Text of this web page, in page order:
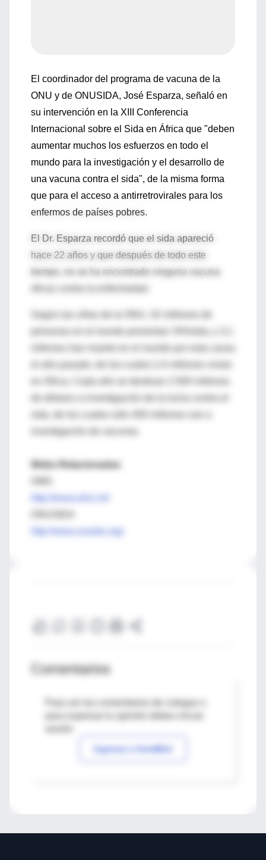
El coordinador del programa de vacuna de la
ONU y de ONUSIDA, José Esparza, señaló en
su intervención en la XIII Conferencia
Internacional sobre el Sida en África que "deben
aumentar muchos los esfuerzos en todo el
mundo para la investigación y el desarrollo de
una vacuna contra el sida", de la misma forma
que para el acceso a antirretrovirales para los
enfermos de países pobres.
El Dr. Esparza recordó que el sida apareció
hace 22 años y que después de todo este
tiempo, no se ha encontrado ninguna vacuna
Según las cifras de la ONU, 42 millones de
de dólares a investigación de la lucha contra el
investigación de vacunas.
Webs Relacionadas
Comentarios
Para ver los comentarios de colegas o
Ingresar a IntraMed